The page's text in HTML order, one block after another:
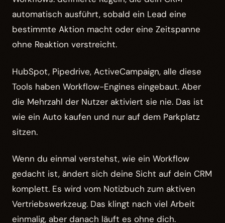
automatisch ausführt, sobald ein Lead eine
bestimmte Aktion macht oder eine Zeitspanne
ohne Reaktion verstreicht.
HubSpot, Pipedrive, ActiveCampaign, alle diese
Tools haben Workflow-Engines eingebaut. Aber
die Mehrzahl der Nutzer aktiviert sie nie. Das ist
wie ein Auto kaufen und nur auf dem Parkplatz
sitzen.
Wenn du einmal verstehst, wie ein Workflow
gedacht ist, ändert sich deine Sicht auf dein CRM
komplett. Es wird vom Notizbuch zum aktiven
Vertriebswerkzeug. Das klingt nach viel Arbeit
einmalig, aber danach läuft es ohne dich.